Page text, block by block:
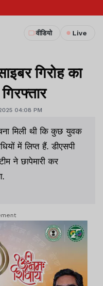
वीडियो Live
गिरोह का
04:08 PM
मिली थी कि कुछ युवक
में लिप्त हैं. डीएसपी
कर